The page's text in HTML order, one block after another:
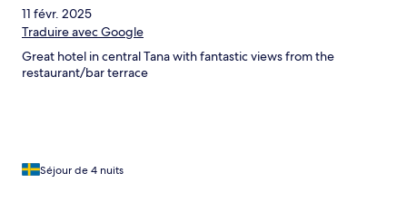
11 févr. 2025
Traduire avec Google
Great hotel in central Tana with fantastic views from the
restaurant/bar terrace
Séjour de 4 nuits